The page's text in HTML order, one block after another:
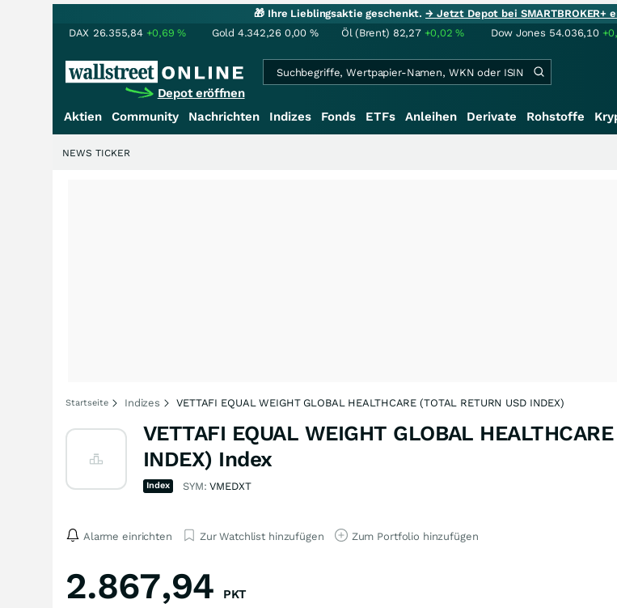
🎁 Ihre Lieblingsaktie geschenkt.→ Jetzt Depot bei SMARTBROKER+
DAX 26.355,84 +0,69% Gold 4.342,26 0,00 % Öl (Brent) 82,27 +0,02% Dow Jones 54.036,10
Depot eröffnen
Aktien Community Nachrichten Indizes Fonds ETFs Anleihen Derivate Rohstoffe
NEWS TICKER
Startseite Indizes VETTAFI EQUAL WEIGHT GLOBAL HEALTHCARE (TOTAL RETURN USD INDEX)
VETTAFI EQUAL WEIGHT GLOBAL
INDEX) Index
Index SYM:VMEDXT
Alarme einrichten Zur Watchlist hinzufügen Zum Portfolio hinzufügen
2.867,94 PKT